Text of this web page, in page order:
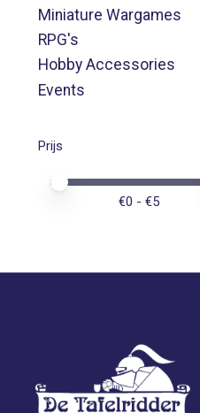
Miniature Wargames
RPG's
Hobby Accessories
Events
Prijs
Minimale prijswaarde
Price maximum value
€0 - €5